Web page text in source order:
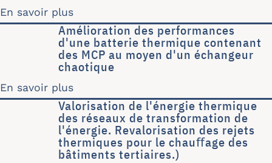
En savoir plus
Amélioration des performances
d'une batterie thermique contenant
des MCP au moyen d'un échangeur
chaotique
En savoir plus
Valorisation de l'énergie thermique
des réseaux de transformation de
l'énergie. Revalorisation des rejets
thermiques pour le chauﬀage des
bâtiments tertiaires.)